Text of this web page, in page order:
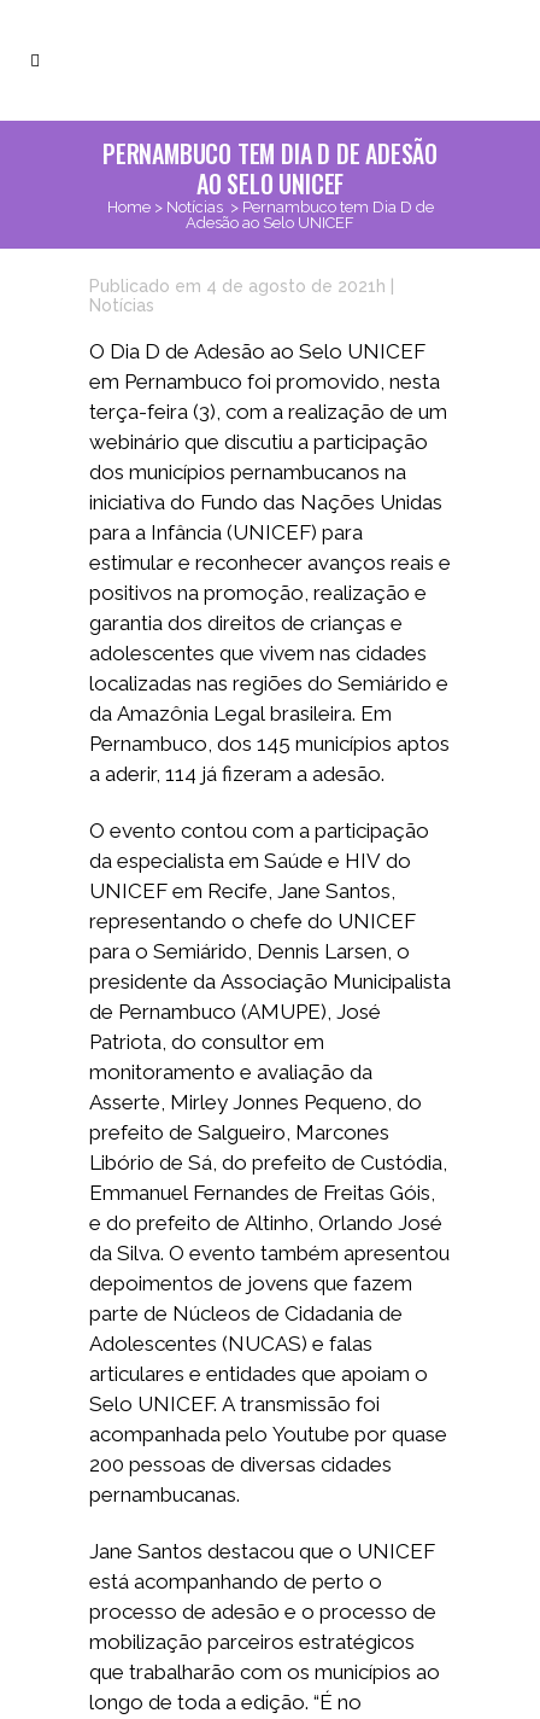
PERNAMBUCO TEM DIA D DE ADESÃO
AO SELO UNICEF
Home> Notícias > Pernambuco tem Dia D de
Adesão ao Selo UNICEF
Publicado em 4 de agosto de 2021h
Notícias
O Dia D de Adesão ao Selo UNICEF
em Pernambuco foi promovido, nesta
terça-feira (3), com a realização de um
webinário que discutiu a participação
dos municípios pernambucanos na
iniciativa do Fundo das Nações Unidas
para a Infância (UNICEF) para
estimular e reconhecer avanços reais e
positivos na promoção, realização e
garantia dos direitos de crianças e
adolescentes que vivem nas cidades
localizadas nas regiões do Semiárido e
da Amazônia Legal brasileira. Em
Pernambuco, dos 145 municípios aptos
a aderir, 114 já fizeram a adesão.
O evento contou com a participação
da especialista em Saúde e HIV do
UNICEF em Recife, Jane Santos,
representando o chefe do UNICEF
para o Semiárido, Dennis Larsen, o
presidente da Associação Municipalista
de Pernambuco (AMUPE), José
Patriota, do consultor em
monitoramento e avaliação da
Asserte, Mirley Jonnes Pequeno, do
prefeito de Salgueiro, Marcones
Libório de Sá, do prefeito de Custódia,
Emmanuel Fernandes de Freitas Góis,
e do prefeito de Altinho, Orlando José
da Silva. O evento também apresentou
depoimentos de jovens que fazem
parte de Núcleos de Cidadania de
Adolescentes (NUCAS) e falas
articulares e entidades que apoiam o
Selo UNICEF. A transmissão foi
acompanhada pelo Youtube por quase
200 pessoas de diversas cidades
pernambucanas.
Jane Santos destacou que o UNICEF
está acompanhando de perto o
processo de adesão e o processo de
mobilização parceiros estratégicos
que trabalharão com os municípios ao
longo de toda a edição. “É no